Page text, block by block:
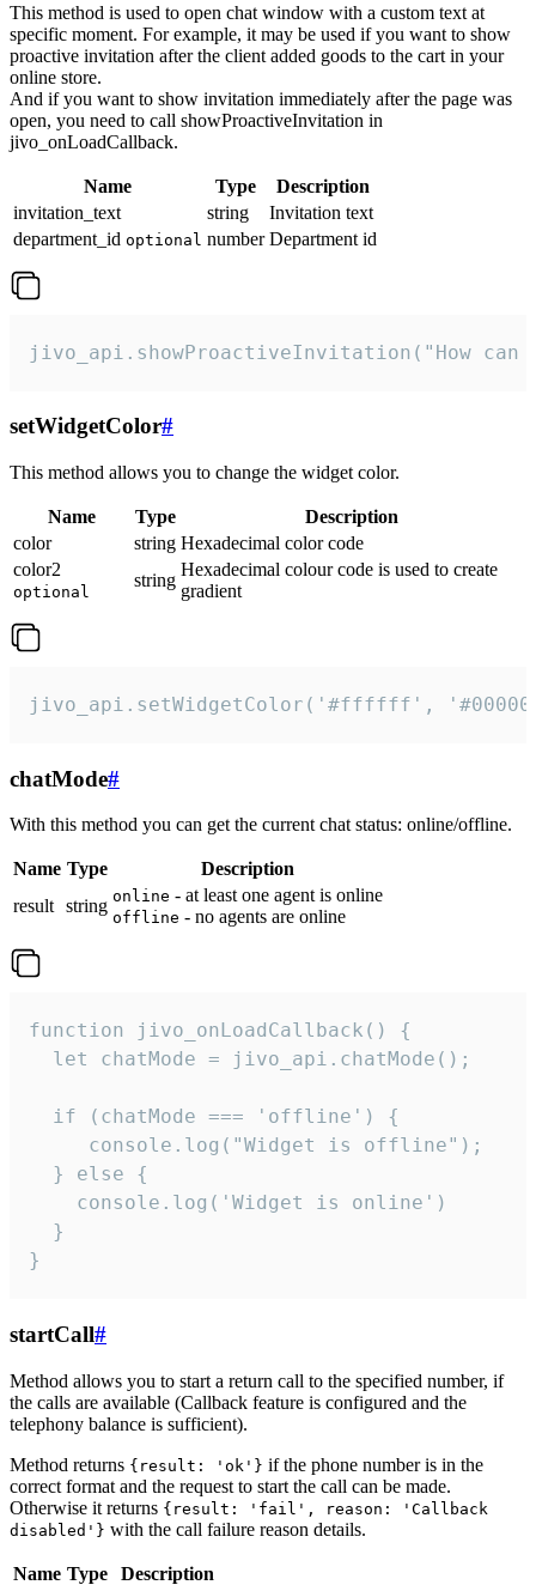
This method is used to open chat window with a custom text at
specific moment. For example, it may be used if you want to show
proactive invitation after the client added goods to the cart in your
online store.
And if you want to show invitation immediately after the page was
open, you need to call showProactiveInvitation in
jivo_onLoadCallback.
Name Type
Description
invitation_text
string
Invitation text
department_id optional number Department id
jivo_api.showProactiveInvitation("How
setWidgetColor#
This method allows you to change the widget color.
Name Type
Description
color
string Hexadecimal color code
color2
optional
string
Hexadecimal colour code is used to create
gradient
jivo_api.setWidgetColor('#ffffff',
chatMode#
With this method you can get the current chat status: online/offline.
Name Type
Description
result string online - at least one agent is online
offline - no agents are online
function jivo_onLoadCallback() {
  let chatMode = jivo_api.chatMode();
  if (chatMode === 'offline') {
     console.log("Widget is offline");
  } else {
    console.log('Widget is online')
  }
}
startCall#
Method allows you to start a return call to the specified number, if
the calls are available (Callback feature is configured and the
telephony balance is sufficient).
Method returns {result: 'ok'} if the phone number is in the
correct format and the request to start the call can be made.
Otherwise it returns {result: 'fail', reason: 'Callback
disabled'} with the call failure reason details.
Name Type
Description